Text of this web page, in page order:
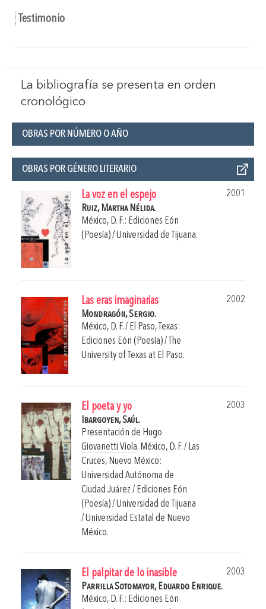
Testimonio
La bibliografía se presenta en orden
cronológico
OBRAS POR NÚMERO O AÑO
OBRAS POR GÉNERO LITERARIO
La voz en el espejo
2001
Ruiz, Martha Nélida.
México, D. F.: Ediciones Eón
(Poesía) / Universidad de Tijuana.
Las eras imaginarias
2002
Mondragón, Sergio.
México, D. F. / El Paso, Texas:
Ediciones Eón (Poesía) / The
University of Texas at El Paso.
El poeta y yo
2003
Ibargoyen, Saúl.
Presentación de Hugo
Giovanetti Viola. México, D. F. / Las
Cruces, Nuevo México:
Universidad Autónoma de
Ciudad Juárez / Ediciones Eón
(Poesía) / Universidad de Tijuana
/ Universidad Estatal de Nuevo
México.
El palpitar de lo inasible
2003
Parrilla Sotomayor, Eduardo Enrique.
México, D. F.: Ediciones Eón